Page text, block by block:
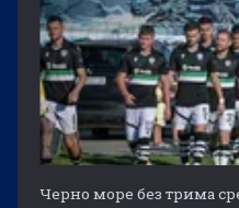
Черно море без трима